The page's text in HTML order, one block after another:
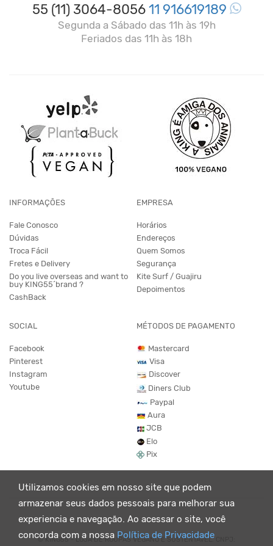
Utilizamos cookies em nosso site que podem
armazenar seus dados pessoais para melhorar sua
experiencia e navegação. Ao acessar o site, você
concorda com a nossa Política de Privacidade
55 (11) 3064-805611 916619189
Segunda a Sábado das 11h às 19h
Feriados das 11h às 18h
INFORMAÇÕES
Fale Conosco
Dúvidas
Troca Fácil
Fretes e Delivery
Do you live overseas and want to
buy KING55´brand ?
CashBack
EMPRESA
Horários
Endereços
Quem Somos
Segurança
Kite Surf / Guajiru
Depoimentos
SOCIAL
Facebook
Pinterest
Instagram
Youtube
MÉTODOS DE PAGAMENTO
Mastercard
Visa
Discover
Diners Club
Paypal
Aura
JCB
Elo
Pix
© KING55 - LOJA DE ROUPAS VEGANO E SUSTENTÁVEL. CNPJ: